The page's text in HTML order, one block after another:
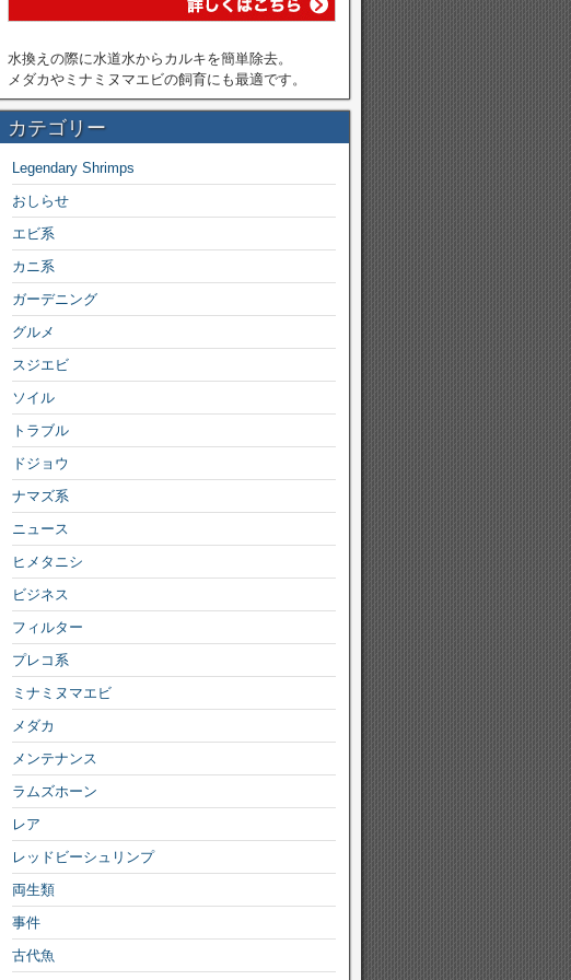
水換えの際に水道水からカルキを簡単除去。
メダカやミナミヌマエビの飼育にも最適です。
カテゴリー
Legendary Shrimps
おしらせ
エビ系
カニ系
ガーデニング
グルメ
スジエビ
ソイル
トラブル
ドジョウ
ナマズ系
ニュース
ヒメタニシ
ビジネス
フィルター
プレコ系
ミナミヌマエビ
メダカ
メンテナンス
ラムズホーン
レア
レッドビーシュリンプ
両生類
事件
古代魚